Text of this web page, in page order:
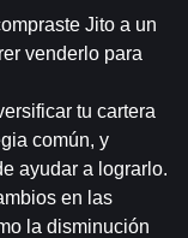
Jito a un
venderlo para
tu cartera
común, y
ayudar a lograrlo.
en las
la disminución